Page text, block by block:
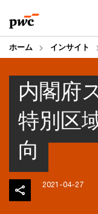
to
content
to
footer
ホーム インサイト
内閣府
特別区
向
2021-04-27